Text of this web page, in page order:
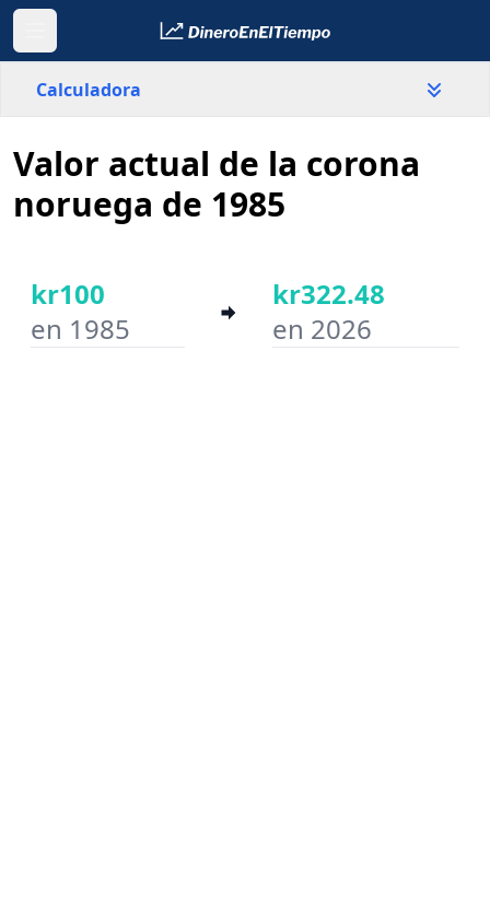
Calculadora
País
Año inicial
Valor actual de la corona
noruega de 1985
kr100
en 1985
kr322.48
en 2026